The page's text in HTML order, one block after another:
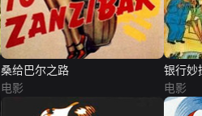
桑给巴尔之路
电影
银行妙
电影